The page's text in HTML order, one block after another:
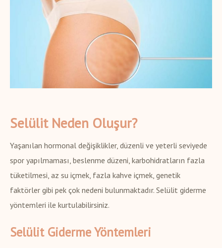
Selülit Neden Oluşur?
Yaşanılan hormonal değişiklikler, düzenli ve yeterli seviyede
spor yapılmaması, beslenme düzeni, karbohidratların fazla
tüketilmesi, az su içmek, fazla kahve içmek, genetik
faktörler gibi pek çok nedeni bulunmaktadır. Selülit giderme
yöntemleri ile kurtulabilirsiniz.
Selülit Giderme Yöntemleri